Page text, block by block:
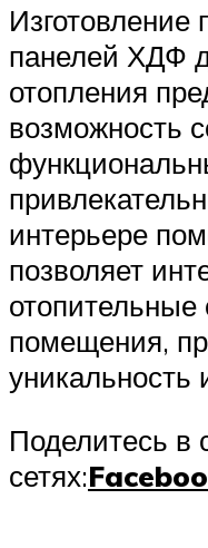
панелей ХДФ
отопления
возможность
интерьере
позволяет
помещения,
уникальность
Поделитесь в
сетях: